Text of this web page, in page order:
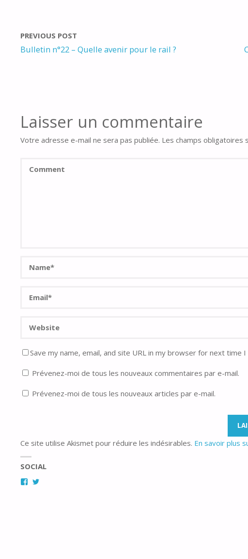
PREVIOUS POST
Bulletin n°22 – Quelle avenir pour le rail ?
Laisser un commentaire
Votre adresse e-mail ne sera pas publiée. Les champs obligatoires
Save my name, email, and site URL in my browser for next time
Prévenez-moi de tous les nouveaux commentaires par e-mail.
Prévenez-moi de tous les nouveaux articles par e-mail.
Ce site utilise Akismet pour réduire les indésirables. En savoir plus
SOCIAL
Facebook
Twitter